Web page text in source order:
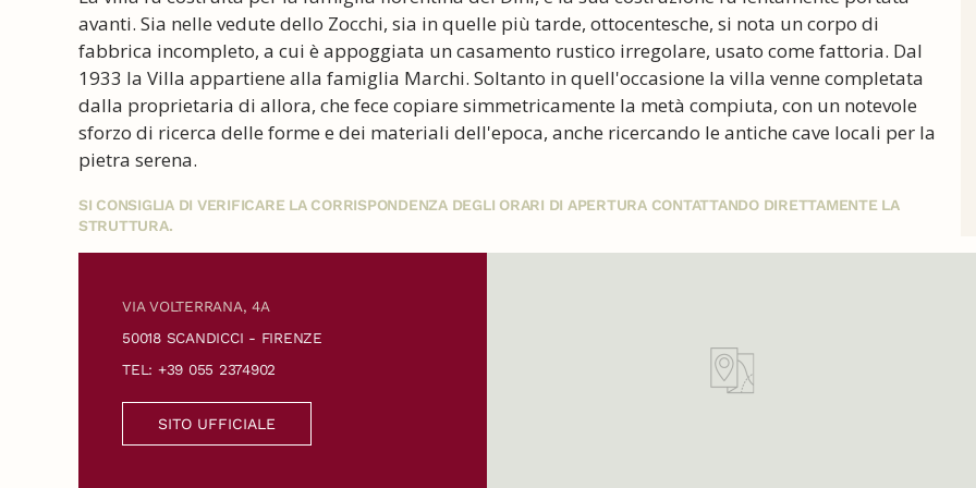
avanti. Sia nelle vedute dello Zocchi, sia in quelle più tarde, ottocentesche, si nota un corpo di
fabbrica incompleto, a cui è appoggiata un casamento rustico irregolare, usato come fattoria. Dal
1933 la Villa appartiene alla famiglia Marchi. Soltanto in quell'occasione la villa venne completata
dalla proprietaria di allora, che fece copiare simmetricamente la metà compiuta, con un notevole
sforzo di ricerca delle forme e dei materiali dell'epoca, anche ricercando le antiche cave locali per la
pietra serena.
SI CONSIGLIA DI VERIFICARE LA CORRISPONDENZA DEGLI ORARI DI APERTURA CONTATTANDO DIRETTAMENTE LA
STRUTTURA.
VIA VOLTERRANA, 4A
50018 SCANDICCI - FIRENZE
TEL: +39 055 2374902
SITO UFFICIALE